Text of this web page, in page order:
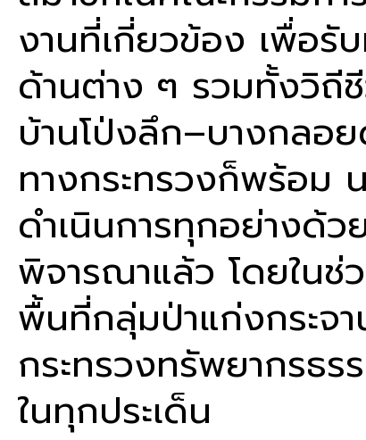
งานที่เกี่ยวข้อง เพื่อรับ
ด้านต่าง ๆ รวมทั้งวิถี
บ้านโป่งลึก–บางกลอ
ทางกระทรวงก็พร้อม
ดำเนินการทุกอย่างด้
พิจารณาแล้ว โดยในช่
พื้นที่กลุ่มป่าแก่งกระจ
กระทรวงทรัพยากรธ
ในทุกประเด็น